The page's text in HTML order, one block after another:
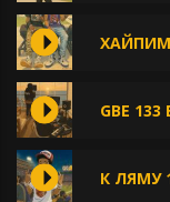
ХАЙПИМ
GBE 133
К ЛЯМУ